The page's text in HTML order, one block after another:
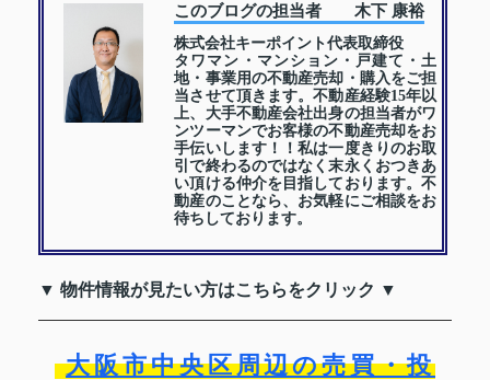
このブログの担当者 木下 康裕
株式会社キーポイント代表取締役
タワマン・マンション・戸建て・土
地・事業用の不動産売却・購入をご担
当させて頂きます。不動産経験15年以
上、大手不動産会社出身の担当者がワ
ンツーマンでお客様の不動産売却をお
手伝いします！！私は一度きりのお取
引で終わるのではなく末永くおつきあ
い頂ける仲介を目指しております。不
動産のことなら、お気軽にご相談をお
待ちしております。
▼ 物件情報が見たい方はこちらをクリック ▼
大阪市中央区周辺の売買・投